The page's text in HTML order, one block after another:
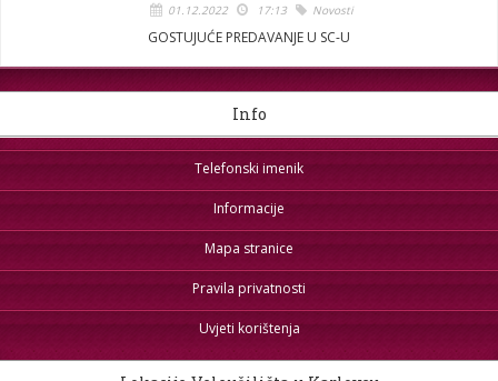
01.12.2022 17:13 Novosti
GOSTUJUĆE PREDAVANJE U SC-U
Info
Telefonski imenik
Informacije
Mapa stranice
Pravila privatnosti
Uvjeti korištenja